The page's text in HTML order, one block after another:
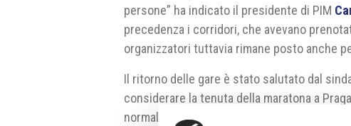
persone” ha indicato il presidente di PIM
precedenza i corridori, che avevano
organizzatori tuttavia rimane posto anche
Il ritorno delle gare è stato salutato dal
considerare la tenuta della maratona a
normalità” ha indicato il sindaco. Le